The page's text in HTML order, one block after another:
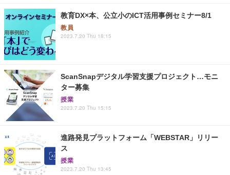
教育DX×本、公立小のICT活用事例セミナー8/1
教員
2023.7.20 Thu 18:15
ScanSnapデジタル学習支援プロジェクト…モニ
ター募集
授業
2023.7.20 Thu 15:15
進路発見プラットフォーム「WEBSTAR」リリー
ス
授業
2023.7.20 Thu 13:45